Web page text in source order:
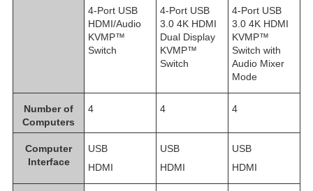
4-Port USB
HDMI/Audio
KVMP™
Switch
4-Port USB
3.0 4K HDMI
Dual Display
KVMP™
Switch
4-Port USB
3.0 4K HDMI
KVMP™
Switch with
Audio Mixer
Mode
Number of
Computers
4 4 4
Computer
Interface
USB
HDMI
USB
HDMI
USB
HDMI